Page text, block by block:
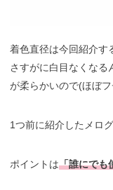
着色直径は今回紹介す
さすがに白目なくな
が柔らかいので(ほぼ
1つ前に紹介したメロ
ポイントは「誰にでも